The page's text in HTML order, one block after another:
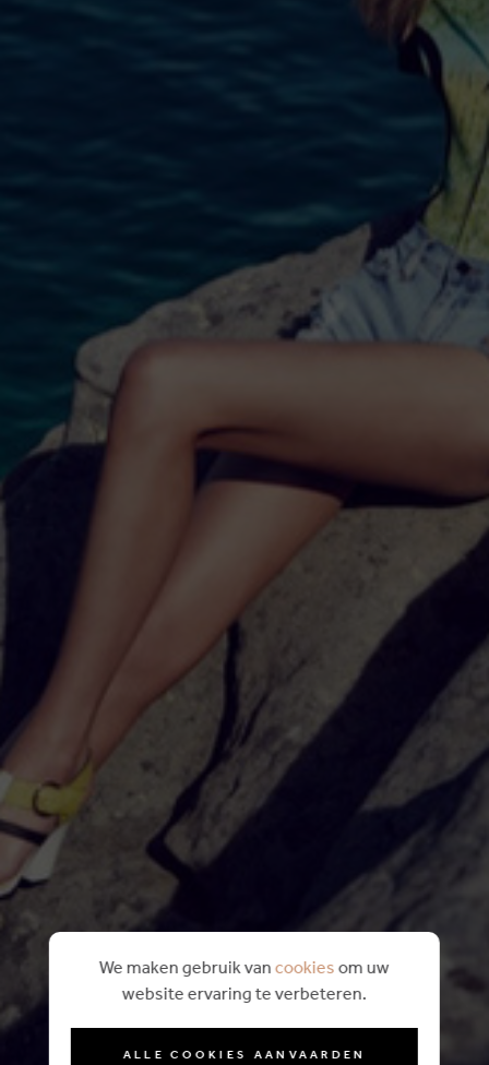
We maken gebruik van cookies om uw
website ervaring te verbeteren.
ALLE COOKIES AANVAARDEN